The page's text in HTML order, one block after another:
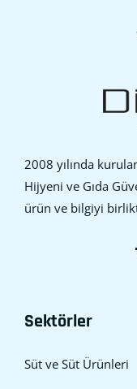
2008 yılında
Hijyeni ve Gıda
ürün ve bilgiyi
Sektörler
Süt ve Süt Ürünleri